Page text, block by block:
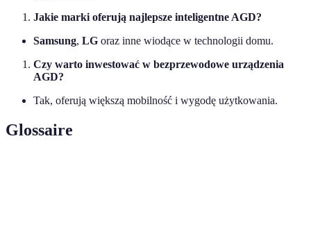
Jakie marki oferują najlepsze inteligentne AGD?
Samsung, LG oraz inne wiodące w technologii domu.
Czy warto inwestować w bezprzewodowe urządzenia
AGD?
Tak, oferują większą mobilność i wygodę użytkowania.
Glossaire